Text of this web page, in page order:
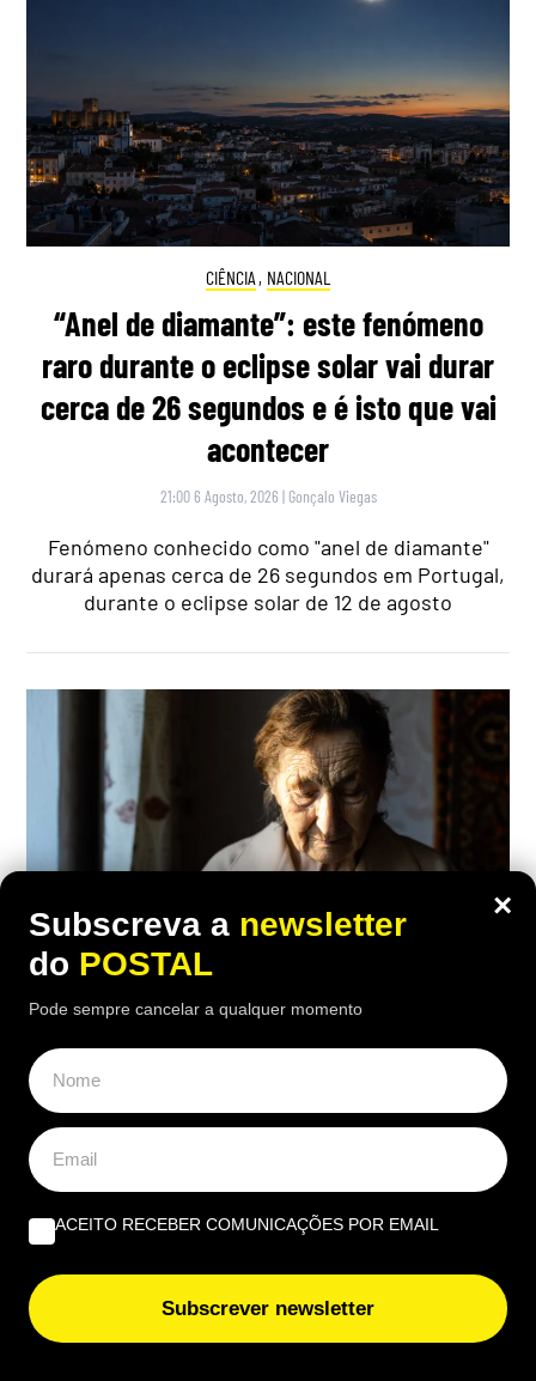
CIÊNCIA , NACIONAL
“Anel de diamante”: este fenómeno
raro durante o eclipse solar vai durar
cerca de 26 segundos e é isto que vai
acontecer
21:00 6 Agosto, 2026 | Gonçalo Viegas
Fenómeno conhecido como "anel de diamante"
durará apenas cerca de 26 segundos em Portugal,
durante o eclipse solar de 12 de agosto
“No meu tempo ganhava 150€ mas
vivia melhor”: reformada compara
antigo salário com pensão atual de
1.100€
Reformada espanhola revela como consegue gerir
mensalmente uma pensão de 1.100 euros perante
×
Subscreva a newsletter
do POSTAL
Pode sempre cancelar a qualquer momento
ACEITO RECEBER COMUNICAÇÕES POR EMAIL
Subscrever newsletter